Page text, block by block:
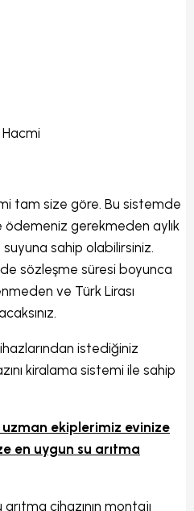
tam size göre. Bu sistemde
ödemeniz gerekmeden aylık
sahip olabilirsiniz.
sözleşme süresi boyunca
ve Türk Lirası
istediğiniz
kiralama sistemi ile sahip
ekiplerimiz evinize
en uygun su arıtma
cihazının montajı